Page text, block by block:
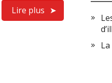
Lire plus